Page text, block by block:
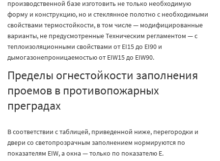
производственной базе изготовить не только необходимую
форму и конструкцию, но и стеклянное полотно с необходимыми
свойствами термостойкости, в том числе — модифицированные
варианты, не предусмотренные Техническим регламентом — с
теплоизоляционными свойствами от ЕI15 до ЕI90 и
дымогазонепроницаемостью от ЕIW15 до ЕIW90.
Пределы огнестойкости заполнения
проемов в противопожарных
преградах
В соответствии с таблицей, приведенной ниже, перегородки и
двери со светопрозрачным заполнением нормируются по
показателям EIW, а окна — только по показателю E.